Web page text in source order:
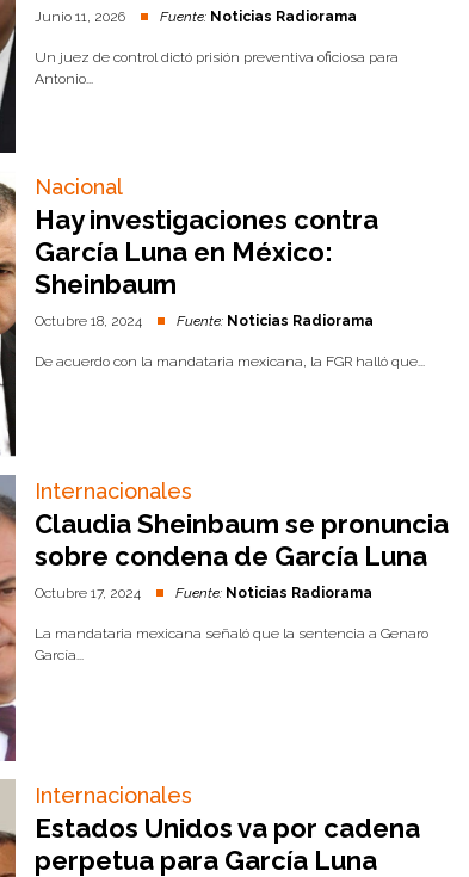
Junio 11, 2026 Fuente: Noticias Radiorama
Un juez de control dictó prisión preventiva oficiosa para
Antonio...
Nacional
Hay investigaciones contra
García Luna en México:
Sheinbaum
Octubre 18, 2024 Fuente: Noticias Radiorama
De acuerdo con la mandataria mexicana, la FGR halló que...
Internacionales
Claudia Sheinbaum se pronuncia
sobre condena de García Luna
Octubre 17, 2024 Fuente: Noticias Radiorama
La mandataria mexicana señaló que la sentencia a Genaro
García...
Internacionales
Estados Unidos va por cadena
perpetua para García Luna